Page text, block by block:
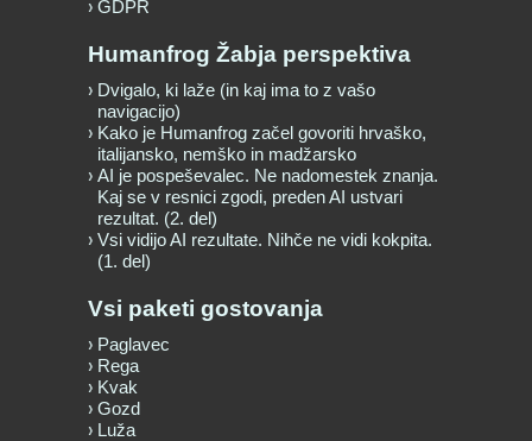
GDPR
Humanfrog Žabja perspektiva
Dvigalo, ki laže (in kaj ima to z vašo
navigacijo)
Kako je Humanfrog začel govoriti hrvaško,
italijansko, nemško in madžarsko
AI je pospeševalec. Ne nadomestek znanja.
Kaj se v resnici zgodi, preden AI ustvari
rezultat. (2. del)
Vsi vidijo AI rezultate. Nihče ne vidi kokpita.
(1. del)
Vsi paketi gostovanja
Paglavec
Rega
Kvak
Gozd
Luža